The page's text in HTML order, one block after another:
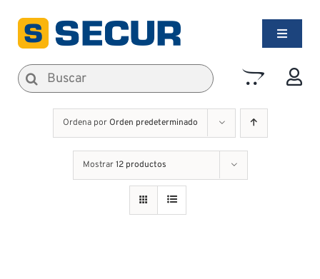
contenido
Toggle
Alarmas de Seguridad
Incendios
Buscar:
Ordena porOrden predeterminado
Mostrar12 productos